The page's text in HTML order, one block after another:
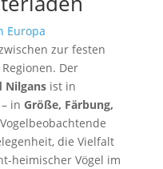
zur festen
Der
Nilgansist in
in Größe, Färbung,
die Vielfalt
heimischer Vögel im